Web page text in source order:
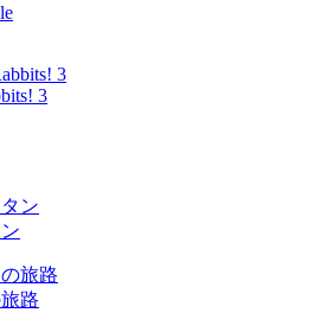
3
路